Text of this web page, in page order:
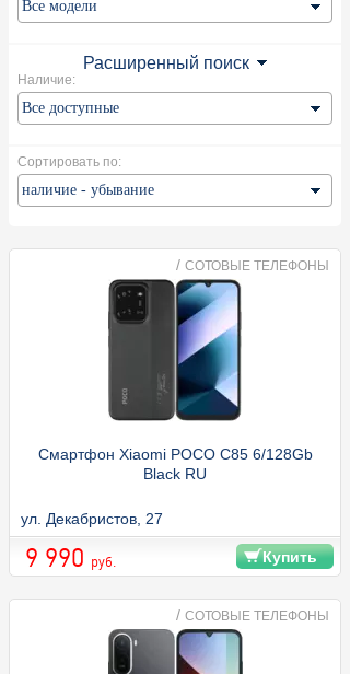
Расширенный поиск
Наличие:
Сортировать по:
/ СОТОВЫЕ ТЕЛЕФОНЫ
Смартфон Xiaomi POCO C85 6/128Gb
Black RU
ул. Декабристов, 27
9 990 руб. Купить
/ СОТОВЫЕ ТЕЛЕФОНЫ